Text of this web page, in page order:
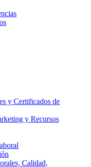
y Certificados de
y Recursos
Calidad,